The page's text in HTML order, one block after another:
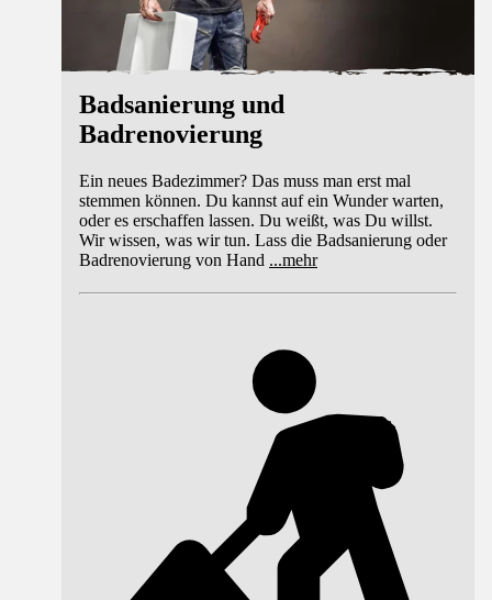
Badsanierung und
Badrenovierung
Ein neues Badezimmer? Das muss man erst mal
stemmen können. Du kannst auf ein Wunder warten,
oder es erschaffen lassen. Du weißt, was Du willst.
Wir wissen, was wir tun. Lass die Badsanierung oder
Badrenovierung von Hand ...mehr